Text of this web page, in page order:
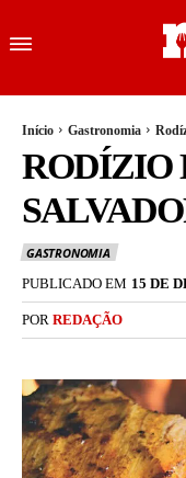
Início Gastronomia
RODÍZIO
GASTRONOMIA
PUBLICADO EM 15 DE
POR REDAÇÃO